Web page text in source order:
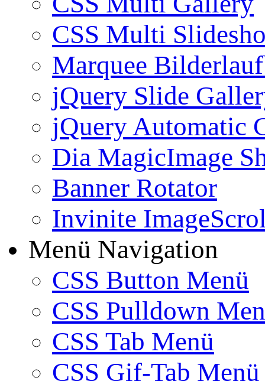
CSS Multi
Marquee
jQuery Slide
jQuery Automatic
Dia MagicImage
Banner Rotator
Invinite
Menü Navigation
CSS Button Menü
CSS Pulldown
CSS Tab Menü
CSS Gif-Tab Menü